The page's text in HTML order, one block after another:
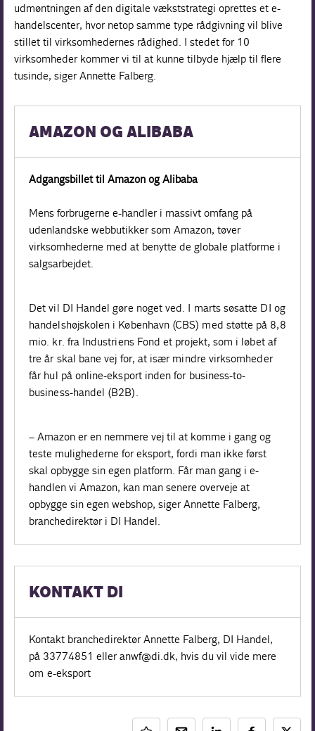
udmøntningen af den digitale vækststrategi oprettes et e-
handelscenter, hvor netop samme type rådgivning vil blive
stillet til virksomhedernes rådighed. I stedet for 10
virksomheder kommer vi til at kunne tilbyde hjælp til flere
tusinde, siger Annette Falberg.
AMAZON OG ALIBABA
Adgangsbillet til Amazon og Alibaba
Mens forbrugerne e-handler i massivt omfang på
udenlandske webbutikker som Amazon, tøver
virksomhederne med at benytte de globale platforme i
salgsarbejdet.
Det vil DI Handel gøre noget ved. I marts søsatte DI og
handelshøjskolen i København (CBS) med støtte på 8,8
mio. kr. fra Industriens Fond et projekt, som i løbet af
tre år skal bane vej for, at især mindre virksomheder
får hul på online-eksport inden for business-to-
business-handel (B2B).
–Amazon er en nemmere vej til at komme i gang og
teste mulighederne for eksport, fordi man ikke først
skal opbygge sin egen platform. Får man gang i e-
handlen vi Amazon, kan man senere overveje at
opbygge sin egen webshop, siger Annette Falberg,
branchedirektør i DI Handel.
KONTAKT DI
Kontakt branchedirektør Annette Falberg, DI Handel,
på 33774851 eller anwf@di.dk, hvis du vil vide mere
om e-eksport